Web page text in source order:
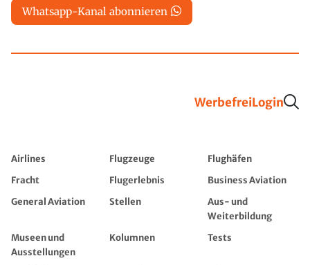
Whatsapp-Kanal abonnieren
WerbefreiLogin
Airlines Flugzeuge
Flughäfen
Fracht
Flugerlebnis
Business Aviation
General Aviation
Stellen
Aus- und
Weiterbildung
Museen und
Ausstellungen
Kolumnen Tests